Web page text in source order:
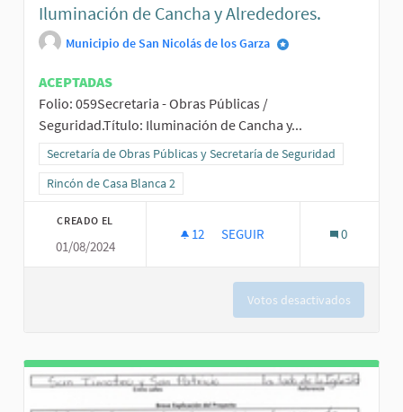
Iluminación de Cancha y Alrededores.
Municipio de San Nicolás de los Garza
ACEPTADAS
Folio: 059Secretaria - Obras Públicas /
Seguridad.Título: Iluminación de Cancha y...
Resultados al filtrar por la categoría: Secretaría de Obras Públicas
Secretaría de Obras Públicas y Secretaría de Seguridad
Resultados al filtrar por el ámbito: Rincón de Casa Blanca 2
Rincón de Casa Blanca 2
CREADO EL
01/08/2024
12 12 SEGUIDORAS
SEGUIR 0
Votos desactivados